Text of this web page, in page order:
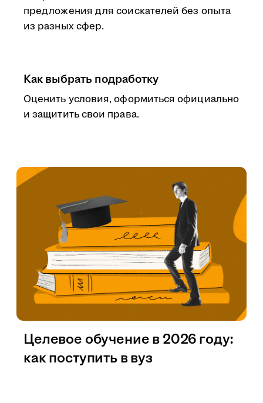
предложения для соискателей без опыта
из разных сфер.
Как выбрать подработку
Оценить условия, оформиться официально
и защитить свои права.
Целевое обучение в 2026 году:
как поступить в вуз